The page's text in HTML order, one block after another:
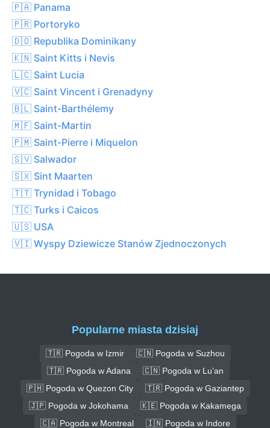
🇵🇦 Panama
🇵🇷 Portoryko
🇩🇴 Republika Dominikany
🇰🇳 Saint Kitts i Nevis
🇱🇨 Saint Lucia
🇻🇨 Saint Vincent i Grenadyny
🇧🇱 Saint-Barthélemy
🇲🇫 Saint-Martin
🇵🇲 Saint-Pierre i Miquelon
🇸🇻 Salwador
🇸🇽 Sint Maarten
🇹🇹 Trynidad i Tobago
🇹🇨 Turks i Caicos
🇺🇸 USA
🇻🇮 Wyspy Dziewicze Stanów Zjednoczonych
Popularne miasta dzisiaj
🇹🇷 Pogoda w Izmir
🇨🇳 Pogoda w Suzhou
🇹🇷 Pogoda w Adana
🇨🇳 Pogoda w Lu’an
🇵🇭 Pogoda w Quezon City
🇹🇷 Pogoda w Gaziantep
🇯🇵 Pogoda w Jokohama
🇰🇪 Pogoda w Kakamega
🇨🇦 Pogoda w Montreal
🇮🇳 Pogoda w Indore